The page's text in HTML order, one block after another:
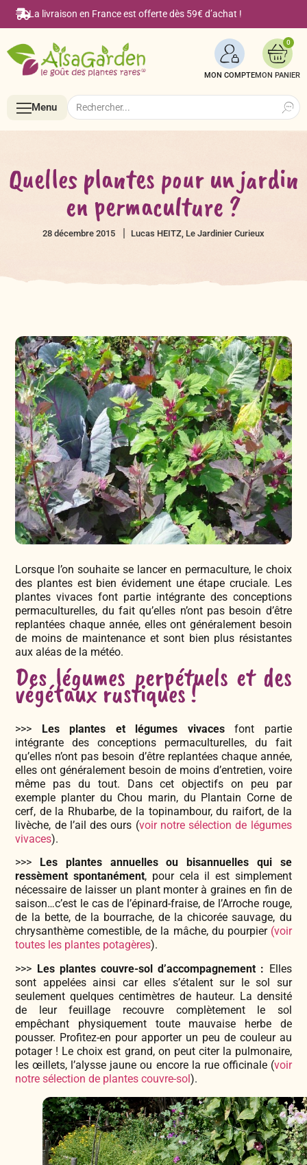
La livraison en France est offerte dès 59€ d’achat !
MON COMPTE
0
Menu
Accueil
Légumes & Potagères
Aromatiques & Comestibles
Fleurs, Prairies, Engrais verts
Accesoires de Jardinage
Coffrets & Idées Cadeaux
Tisanes & Infusions BIO
Faire-part à semer
Jardinage au naturel
Découvertes végétales
Plantes & Gastronomie
Bricolage & Inspirations
Notre philosophie
Ateliers & Evènements
Visitez notre magasin
Maraichers & Revendeurs
Search
for:
Quelles plantes pour un jardin
en permaculture ?
28 décembre 2015 Lucas HEITZ, Le Jardinier Curieux
Lorsque l’on souhaite se lancer en permaculture, le choix
des plantes est bien évidement une étape cruciale. Les
plantes vivaces font partie intégrante des conceptions
permaculturelles, du fait qu’elles n’ont pas besoin d’être
replantées chaque année, elles ont généralement besoin
de moins de maintenance et sont bien plus résistantes
aux aléas de la météo.
Des légumes perpétuels et des
végétaux rustiques !
>>> Les plantes et légumes vivacesfont partie
intégrante des conceptions permaculturelles, du fait
qu’elles n’ont pas besoin d’être replantées chaque année,
elles ont généralement besoin de moins d’entretien, voire
même pas du tout. Dans cet objectifs on peu par
exemple planter du Chou marin, du Plantain Corne de
cerf, de la Rhubarbe, de la topinambour, du raifort, de la
livèche, de l’ail des ours (voir notre sélection de légumes
vivaces).
>>>
Les plantes annuelles ou bisannuelles qui se
ressèment spontanément, pour cela il est simplement
nécessaire de laisser un plant monter à graines en fin de
saison…c’est le cas de l’épinard-fraise, de l’Arroche rouge,
de la bette, de la bourrache, de la chicorée sauvage, du
chrysanthème comestible, de la mâche, du pourpier (voir
toutes les plantes potagères).
>>> Les plantes couvre-sol d’accompagnement : Elles
sont appelées ainsi car elles s’étalent sur le sol sur
seulement quelques centimètres de hauteur. La densité
de leur feuillage recouvre complètement le sol
empêchant physiquement toute mauvaise herbe de
pousser. Profitez-en pour apporter un peu de couleur au
potager ! Le choix est grand, on peut citer la pulmonaire,
les œillets, l’alysse jaune ou encore la rue officinale (voir
notre sélection de plantes couvre-sol).